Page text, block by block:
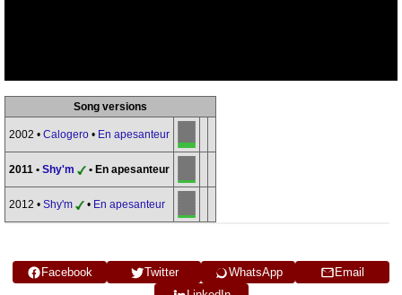
Song versions
2002 • Calogero • En apesanteur
2011 • Shy'm • En apesanteur
2012 • Shy'm • En apesanteur
Facebook Twitter WhatsApp
Email